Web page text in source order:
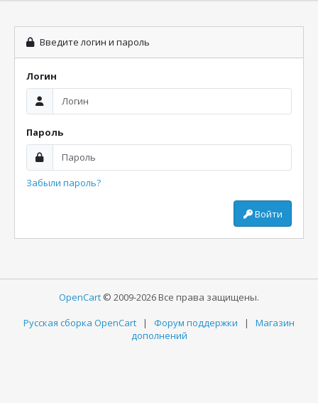
Введите логин и пароль
Логин
Пароль
Забыли пароль?
Войти
OpenCart © 2009-2026 Все права защищены.
Русская сборка OpenCart | Форум поддержки | Магазин
дополнений